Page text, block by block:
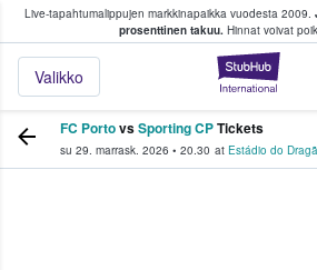
Live-tapahtumalippujen markkinapaikka vuodesta 2009.
prosenttinen takuu. Hinnat voivat
Valikko
fanit ostavat ja myyvät
FC PortovsSporting CPTickets
su 29. marrask. 2026 • 20.30 at Estádio do